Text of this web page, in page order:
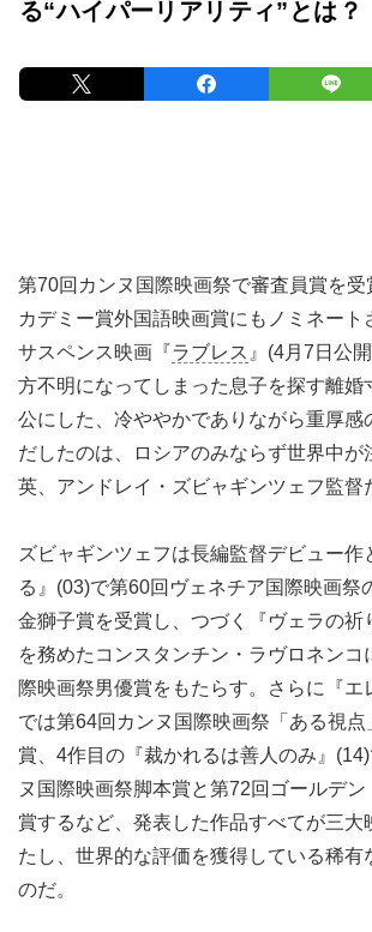
る“ハイパーリアリティ”とは？
第70回カンヌ国際映画祭で審査員賞を受
カデミー賞外国語映画賞にもノミネート
サスペンス映画『ラブレス 』(4月7日公
方不明になってしまった息子を探す離婚
公にした、冷ややかでありながら重厚感
だしたのは、ロシアのみならず世界中が
英、アンドレイ・ズビャギンツェフ監督
ズビャギンツェフは長編監督デビュー作
る』(03)で第60回ヴェネチア国際映画祭
金獅子賞を受賞し、つづく『ヴェラの祈
を務めたコンスタンチン・ラヴロネンコ
際映画祭男優賞をもたらす。さらに『エ
では第64回カンヌ国際映画祭「ある視点
賞、4作目の『裁かれるは善人のみ』
ヌ国際映画祭脚本賞と第72回ゴールデ
賞するなど、発表した作品すべてが三大
たし、世界的な評価を獲得している稀有
のだ。